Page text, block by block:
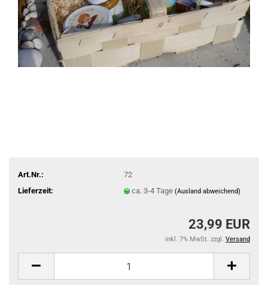
Art.Nr.:
72
Lieferzeit:
ca. 3-4 Tage (Ausland abweichend)
23,99 EUR
inkl. 7% MwSt. zzgl. Versand